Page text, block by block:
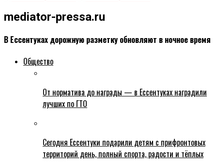
mediator-pressa.ru
В Ессентуках дорожную разметку обновляют в ночное время
Общество
От норматива до награды — в Ессентуках наградили
лучших по ГТО
Сегодня Ессентуки подарили детям с прифронтовых
территорий день, полный спорта, радости и тёплых